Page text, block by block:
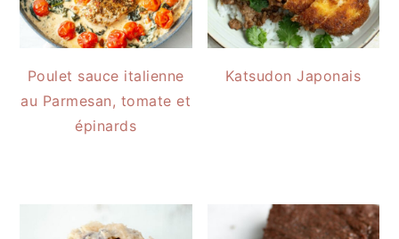
Poulet sauce italienne
au Parmesan, tomate et
épinards
Katsudon Japonais